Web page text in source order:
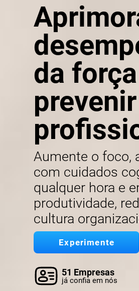
da
Aumente o foco,
com cuidados
qualquer hora e
produtividade,
cultura
Experimente
51 Empresas
já confia em nós